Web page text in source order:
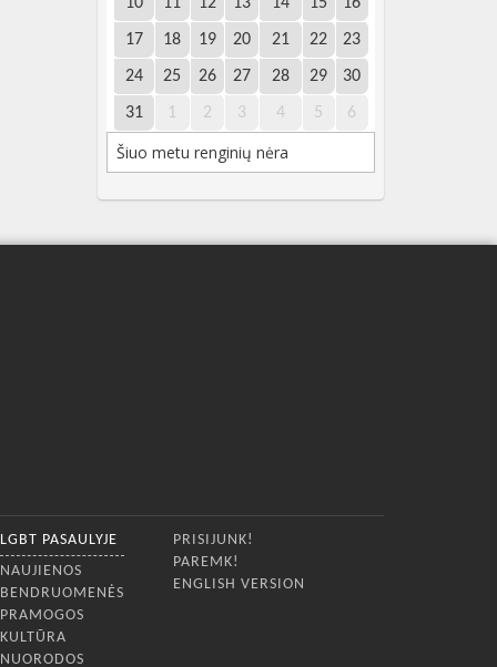
17 18 19 20 21 22 23
24 25 26 27 28 29 30
31 1 2 3 4 5 6
Šiuo metu renginių nėra
LGBT PASAULYJE
NAUJIENOS
BENDRUOMENĖS
PRAMOGOS
KULTŪRA
NUORODOS
PRISIJUNK!
PAREMK!
ENGLISH VERSION